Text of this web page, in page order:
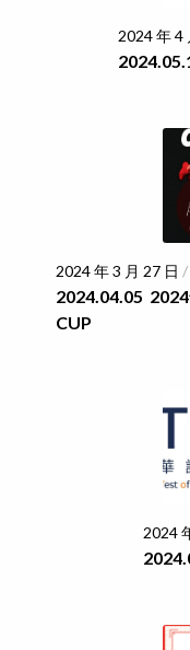
2024 年 4
2024 年 3 月 27 日 /
2024.04.05
CUP
2024